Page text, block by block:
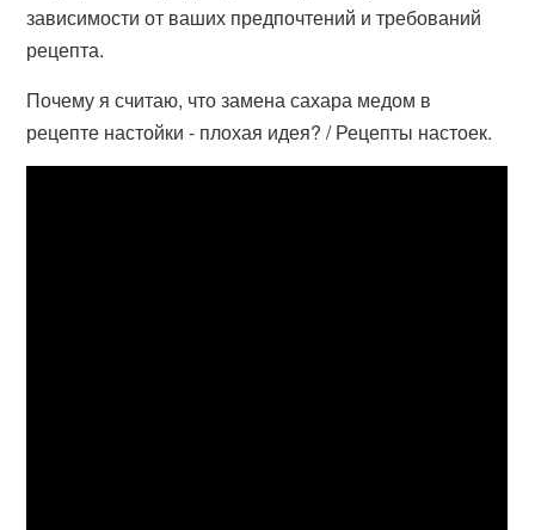
зависимости от ваших предпочтений и требований
рецепта.
Почему я считаю, что замена сахара медом в
рецепте настойки - плохая идея? / Рецепты настоек.